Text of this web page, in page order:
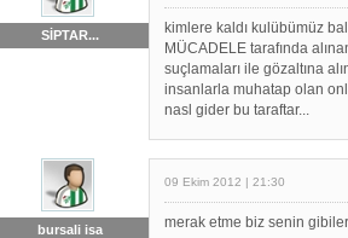
SİPTAR...
kimlere kaldı kulübümüz
MÜCADELE tarafında
suçlamaları ile gözaltına
insanlarla muhatap olan
nasl gider bu taraftar...
bursali isa
09 Ekim 2012 | 21:30
merak etme biz senin